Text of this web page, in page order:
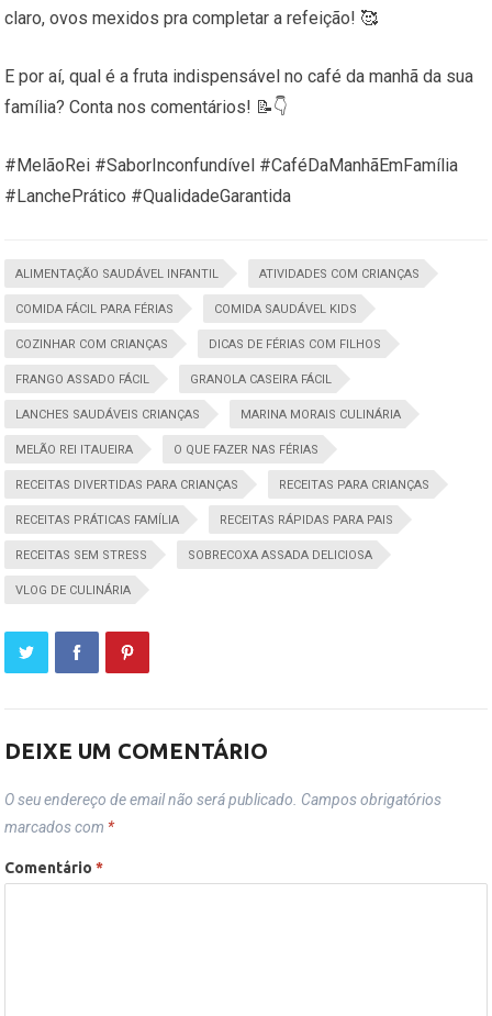
claro, ovos mexidos pra completar a refeição! 🥰
E por aí, qual é a fruta indispensável no café da manhã da sua
família? Conta nos comentários! 📝👇
#MelãoRei #SaborInconfundível #CaféDaManhãEmFamília
#LanchePrático #QualidadeGarantida
ALIMENTAÇÃO SAUDÁVEL INFANTIL ATIVIDADES COM CRIANÇAS
COMIDA FÁCIL PARA FÉRIAS COMIDA SAUDÁVEL KIDS
COZINHAR COM CRIANÇAS DICAS DE FÉRIAS COM FILHOS
FRANGO ASSADO FÁCIL GRANOLA CASEIRA FÁCIL
LANCHES SAUDÁVEIS CRIANÇAS MARINA MORAIS CULINÁRIA
MELÃO REI ITAUEIRA O QUE FAZER NAS FÉRIAS
RECEITAS DIVERTIDAS PARA CRIANÇAS RECEITAS PARA CRIANÇAS
RECEITAS PRÁTICAS FAMÍLIA RECEITAS RÁPIDAS PARA PAIS
RECEITAS SEM STRESS SOBRECOXA ASSADA DELICIOSA
VLOG DE CULINÁRIA
DEIXE UM COMENTÁRIO
O seu endereço de email não será publicado. Campos obrigatórios
marcados com *
Comentário*